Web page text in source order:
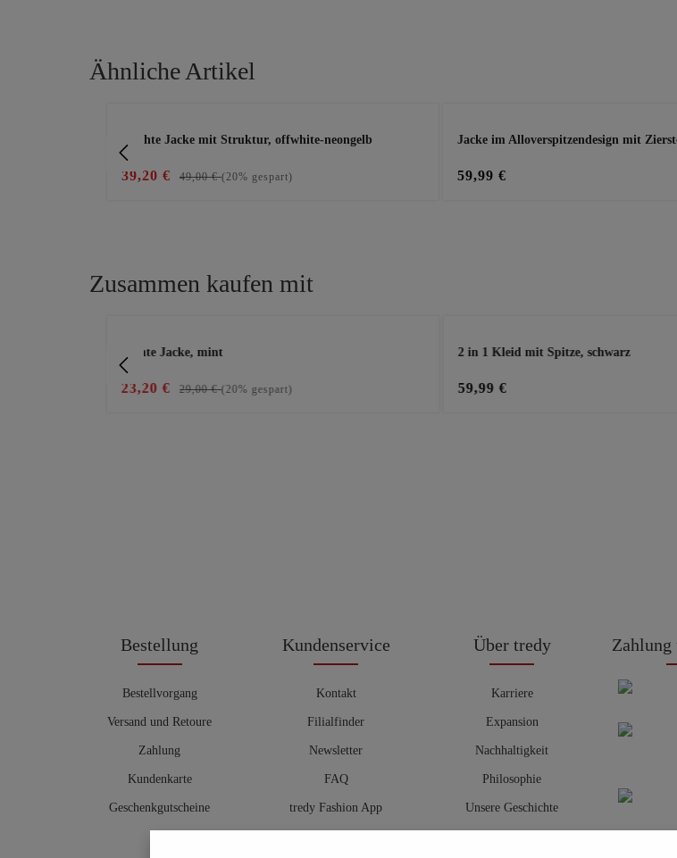
Ähnliche Artikel
Leichte Jacke mit Struktur, offwhite-neongelb
39,20 € 49,00 €(20% gespart)
Jacke im Alloverspitzendesign mit
59,99 €
Zusammen kaufen mit
leichte Jacke, mint
23,20 € 29,00 €(20% gespart)
2 in 1 Kleid mit Spitze, schwarz
59,99 €
Bestellung
Bestellvorgang
Versand und Retoure
Zahlung
Kundenkarte
Geschenkgutscheine
Kundenservice
Kontakt
Filialfinder
Newsletter
FAQ
tredy Fashion App
Über tredy
Karriere
Expansion
Nachhaltigkeit
Philosophie
Unsere Geschichte
Zahlung